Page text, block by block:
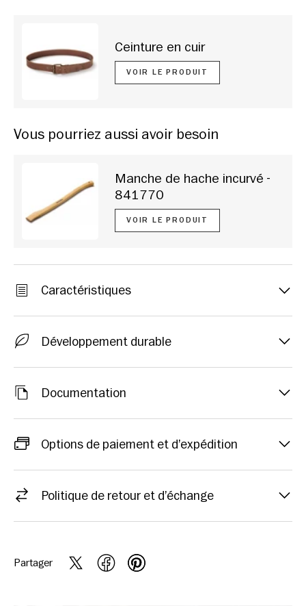
Ceinture en cuir
VOIR LE PRODUIT
Vous pourriez aussi avoir besoin
Manche de hache incurvé -
841770
VOIR LE PRODUIT
Caractéristiques
Développement durable
Documentation
Options de paiement et d’expédition
Politique de retour et d’échange
Partager